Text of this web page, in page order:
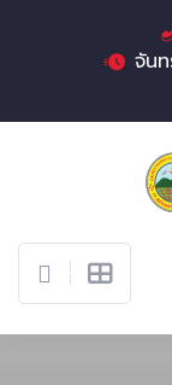
จัน